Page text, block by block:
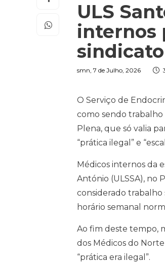
ULS
internos
smn, 7 de Julho, 2026
O Serviço de
como sendo trabalho
Plena, que só valia
“prática ilegal” e
Médicos internos da
António (ULSSA), no
considerado trabalho
horário semanal
Ao fim deste tempo,
dos Médicos do
“prática era ilegal”.